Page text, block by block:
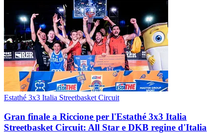
Estathé 3x3 Italia Streetbasket Circuit
Gran finale a Riccione per l'Estathé 3x3 Italia
Streetbasket Circuit: All Star e DKB regine d'Italia